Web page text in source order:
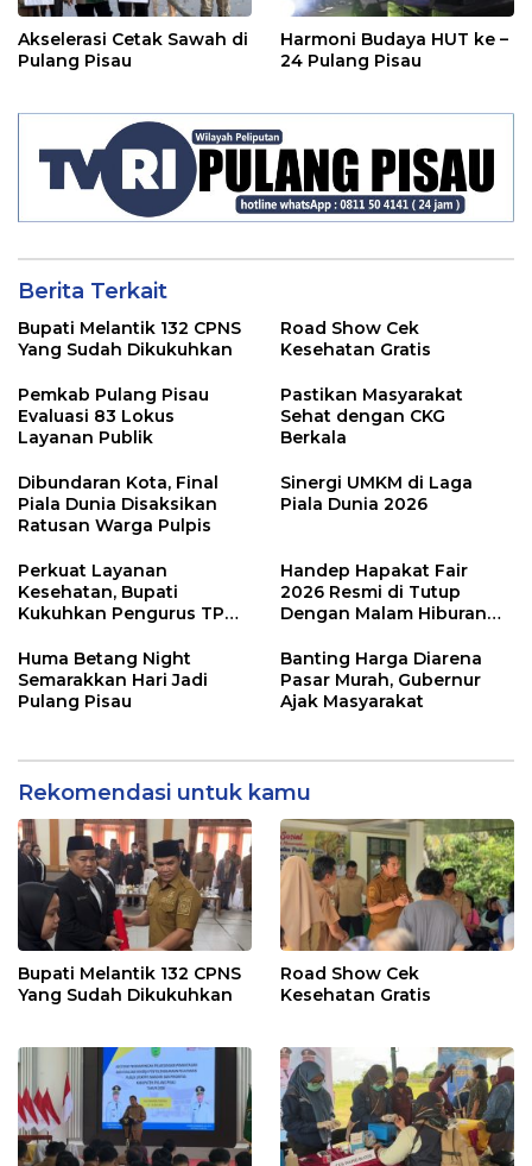
Akselerasi Cetak Sawah di
Pulang Pisau
Harmoni Budaya HUT ke –
24 Pulang Pisau
Berita Terkait
Bupati Melantik 132 CPNS
Yang Sudah Dikukuhkan
Road Show Cek
Kesehatan Gratis
Pemkab Pulang Pisau
Evaluasi 83 Lokus
Layanan Publik
Pastikan Masyarakat
Sehat dengan CKG
Berkala
Dibundaran Kota, Final
Piala Dunia Disaksikan
Ratusan Warga Pulpis
Sinergi UMKM di Laga
Piala Dunia 2026
Perkuat Layanan
Kesehatan, Bupati
Kukuhkan Pengurus TP
Handep Hapakat Fair
2026 Resmi di Tutup
Dengan Malam Hiburan
Huma Betang Night
Semarakkan Hari Jadi
Pulang Pisau
Banting Harga Diarena
Pasar Murah, Gubernur
Ajak Masyarakat
Rekomendasi untuk kamu
Bupati Melantik 132 CPNS
Yang Sudah Dikukuhkan
Road Show Cek
Kesehatan Gratis